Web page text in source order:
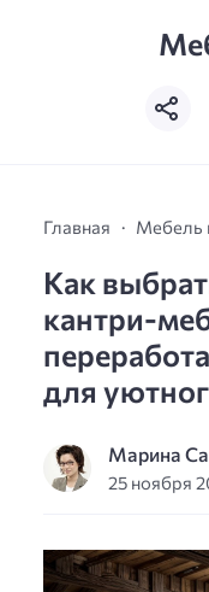
Главная Мебель
Как
кантри-
для
Марина
25 ноября